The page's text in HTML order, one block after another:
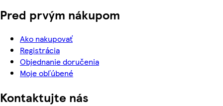
Pred prvým nákupom
Ako nakupovať
Registrácia
Objednanie doručenia
Moje obľúbené
Kontaktujte nás